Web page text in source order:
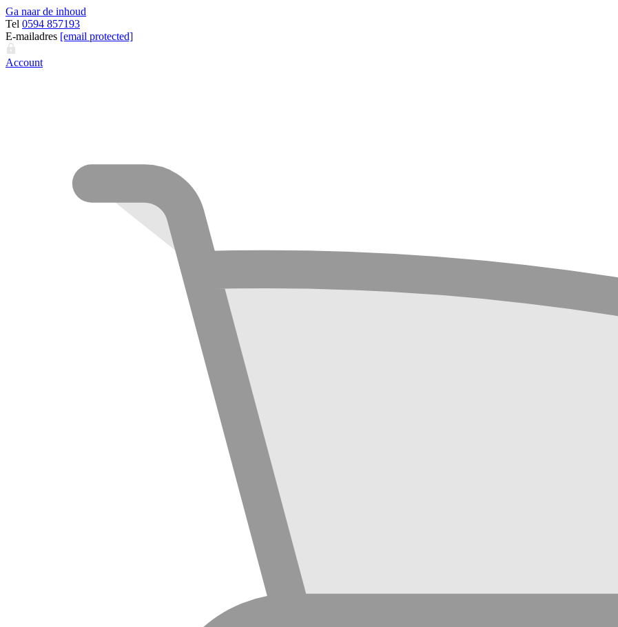
Ga naar de inhoud
Tel 0594 857193
E-mailadres [email protected]
Account